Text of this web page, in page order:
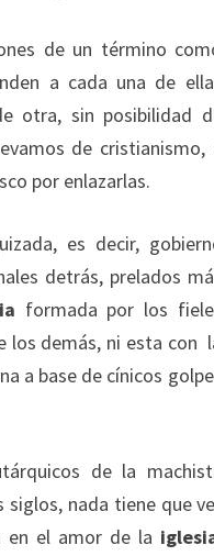
de un término
a cada una de
otra, sin posibilidad
de cristianismo,
por enlazarlas.
es decir,
detrás, prelados
formada por los
los demás, ni esta con
a base de cínicos
de la
nada tiene que
en el amor de la